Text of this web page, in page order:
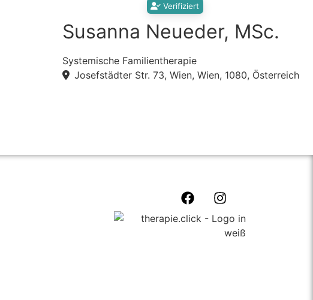
Verifiziert
Susanna Neueder, MSc.
Systemische Familientherapie
Josefstädter Str. 73, Wien, Wien, 1080, Österreich